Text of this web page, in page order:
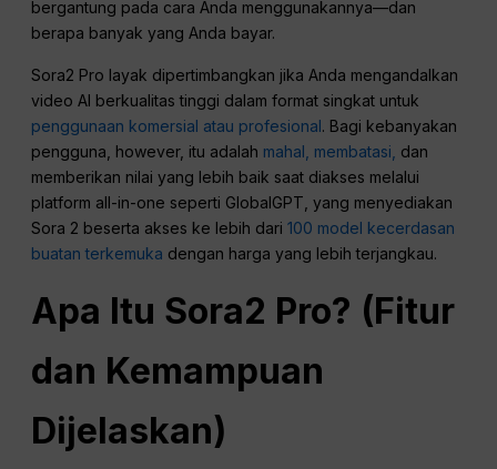
bergantung pada cara Anda menggunakannya—dan
berapa banyak yang Anda bayar.
Sora2 Pro layak dipertimbangkan jika Anda mengandalkan
video AI berkualitas tinggi dalam format singkat untuk
penggunaan komersial atau profesional. Bagi kebanyakan
pengguna, however, itu adalah mahal, membatasi, dan
memberikan nilai yang lebih baik saat diakses melalui
platform all-in-one seperti GlobalGPT, yang menyediakan
Sora 2 beserta akses ke lebih dari100 model kecerdasan
buatan terkemuka dengan harga yang lebih terjangkau.
Apa Itu Sora2 Pro? (Fitur
dan Kemampuan
Dijelaskan)